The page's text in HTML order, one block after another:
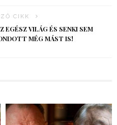
CIKK
EGÉSZ VILÁG ÉS SENKI SEM
MÉG MÁST IS!